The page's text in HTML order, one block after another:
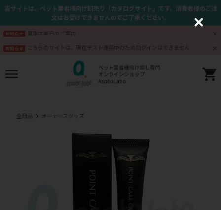
当サイトは、ペット業者様向け卸売り「カタログサイト」です。消費者様のご注
文はお受けできませんのでご了承ください。
お知らせ 夏季休業日のご案内
お知らせ こちらのサイトは、現在テスト運用中のためログインはできません
全商品 オーナーズグッズ
C